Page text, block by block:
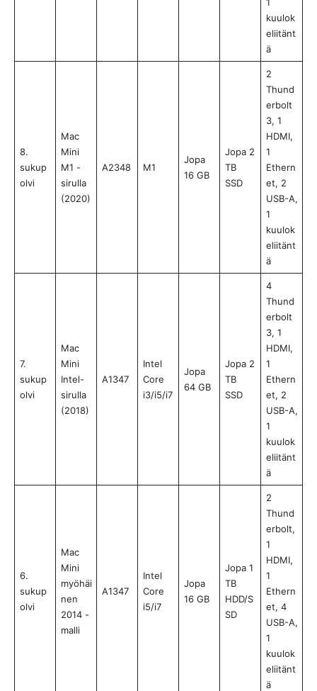
kuulok
eliitänt
ä
8.
sukup
olvi
Mac
Mini
M1 -
sirulla
(2020)
A2348 M1
Jopa
16 GB
Jopa 2
TB
SSD
2
Thund
erbolt
3, 1
HDMI,
1
Ethern
et, 2
USB-A,
1
kuulok
eliitänt
ä
7.
sukup
olvi
Mac
Mini
Intel-
sirulla
(2018)
A1347
Intel
Core
i3/i5/i7
Jopa
64 GB
Jopa 2
TB
SSD
4
Thund
erbolt
3, 1
HDMI,
1
Ethern
et, 2
USB-A,
1
kuulok
eliitänt
ä
6.
sukup
olvi
Mac
Mini
myöhäi
nen
2014 -
malli
A1347
Intel
Core
i5/i7
Jopa
16 GB
Jopa 1
TB
HDD/S
SD
2
Thund
erbolt,
1
HDMI,
1
Ethern
et, 4
USB-A,
1
kuulok
eliitänt
ä